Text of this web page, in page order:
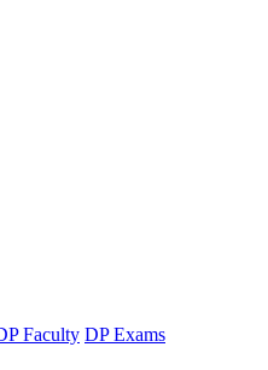
Faculty DP Exams